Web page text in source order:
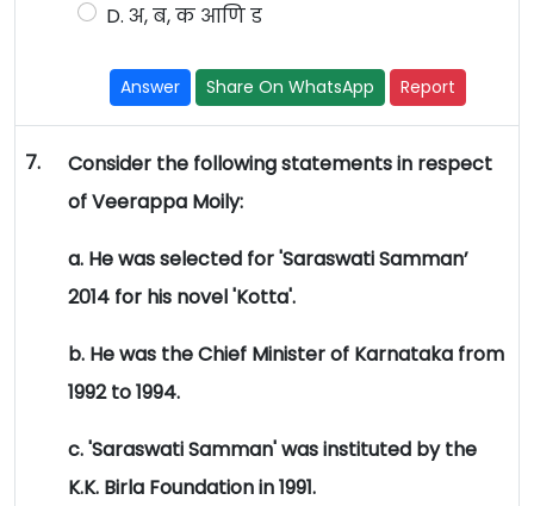
D. अ, ब, क आणि ड
Answer Share On WhatsApp Report
7.
Consider the following statements in respect
of Veerappa Moily:
a. He was selected for 'Saraswati Samman’
2014 for his novel 'Kotta'.
b. He was the Chief Minister of Karnataka from
1992 to 1994.
c. 'Saraswati Samman' was instituted by the
K.K. Birla Foundation in 1991.